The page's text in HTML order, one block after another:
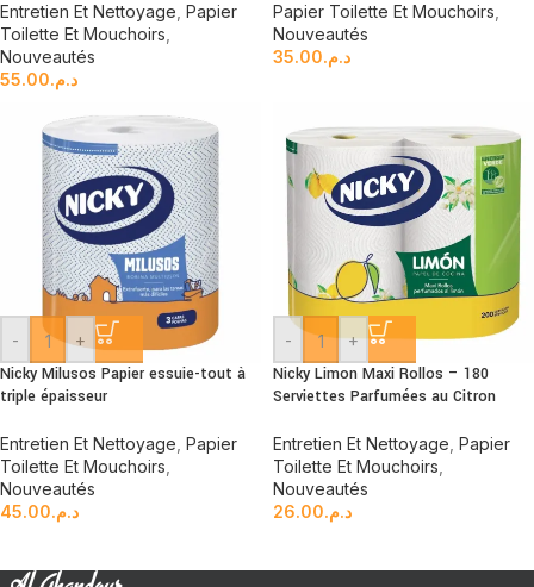
Entretien Et Nettoyage Papier
Toilette Et Mouchoirs
Nouveautés
د.م.55.00
Papier Toilette Et Mouchoirs
Nouveautés
د.م.35.00
- +
Nicky Milusos Papier essuie-tout à
triple épaisseur
Entretien Et Nettoyage Papier
Toilette Et Mouchoirs
Nouveautés
د.م.45.00
- +
Nicky Limon Maxi Rollos – 180
Serviettes Parfumées au Citron
Entretien Et Nettoyage Papier
Toilette Et Mouchoirs
Nouveautés
د.م.26.00